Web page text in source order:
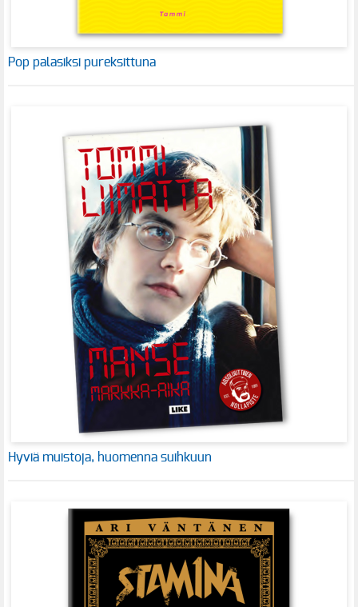
Pop palasiksi pureksittuna
Hyviä muistoja, huomenna suihkuun